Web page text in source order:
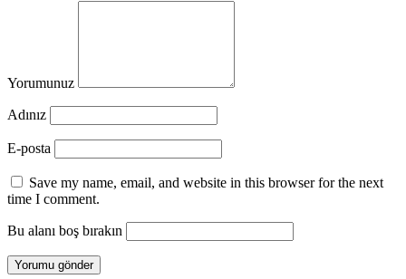
Yorumunuz
Adınız
E-posta
Save my name, email, and website in this browser for the next
time I comment.
Bu alanı boş bırakın